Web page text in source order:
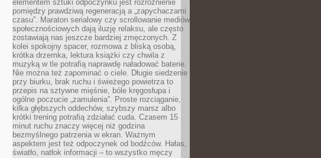
elementem sztuki odpoczynku jest rozróżnienie
pomiędzy prawdziwą regeneracją a „zapychaczami
czasu”. Maraton serialowy czy scrollowanie mediów
społecznościowych dają iluzję relaksu, ale często
zostawiają nas jeszcze bardziej zmęczonych. Z
kolei spokojny spacer, rozmowa z bliską osobą,
krótka drzemka, lektura książki czy chwila z
muzyką w tle potrafią naprawdę naładować baterie.
Nie można też zapominać o ciele. Długie siedzenie
przy biurku, brak ruchu i świeżego powietrza to
przepis na sztywne mięśnie, bóle kręgosłupa i
ogólne poczucie „zamulenia”. Proste rozciąganie,
kilka głębszych oddechów, szybszy marsz albo
krótki trening potrafią zdziałać cuda. Czasem 15
minut ruchu znaczy więcej niż godzina
bezmyślnego patrzenia w ekran. Ważnym
aspektem jest też odpoczynek od bodźców. Hałas,
światło, natłok informacji – to wszystko męczy